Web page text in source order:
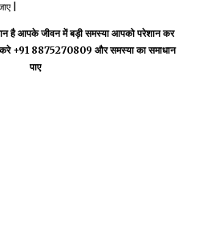
|
है आपके जीवन में बड़ी समस्या आपको परेशान कर
करे +91 8875270809 और समस्या का समाधान
पाए